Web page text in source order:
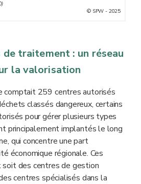
© SPW - 2025
traitement : un réseau
la valorisation
comptait 259 centres autorisés
classés dangereux, certains
pour gérer plusieurs types
principalement implantés le long
qui concentre une part
économique régionale. Ces
des centres de gestion
centres spécialisés dans la